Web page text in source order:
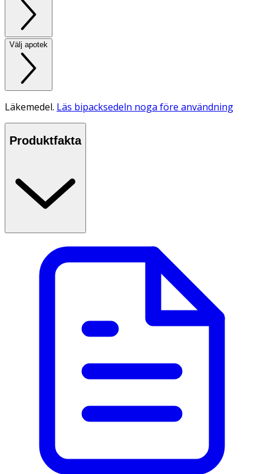
Välj apotek
Läkemedel. Läs bipacksedeln noga före användning
Produktfakta